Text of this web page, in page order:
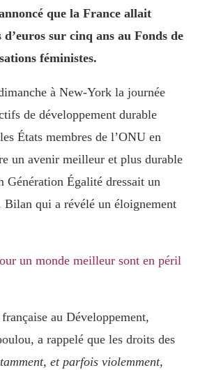
que la France allait
sur cinq ans au Fonds de
féministes.
à New-York la journée
de développement durable
États membres de l’ONU en
un avenir meilleur et plus durable
Génération Égalité dressait un
Bilan qui a révélé un éloignement
un monde meilleur sont en péril
au Développement,
a rappelé que les droits des
et parfois violemment,